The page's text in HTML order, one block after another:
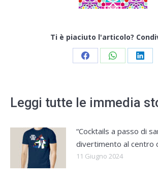
Ti è piaciuto l'articolo?
Share Share Share
Leggi tutte le immedia
“Cocktails a passo di
divertimento al centro
11 Giugno 2024